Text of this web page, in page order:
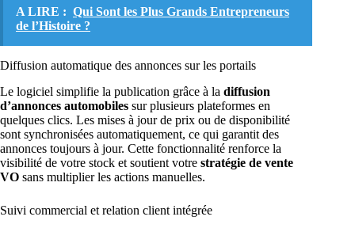
A LIRE : Qui Sont les Plus Grands Entrepreneurs
de l’Histoire ?
Diffusion automatique des annonces sur les portails
Le logiciel simplifie la publication grâce à la diffusion
d’annonces automobiles sur plusieurs plateformes en
quelques clics. Les mises à jour de prix ou de disponibilité
sont synchronisées automatiquement, ce qui garantit des
annonces toujours à jour. Cette fonctionnalité renforce la
visibilité de votre stock et soutient votre stratégie de vente
VO sans multiplier les actions manuelles.
Suivi commercial et relation client intégrée